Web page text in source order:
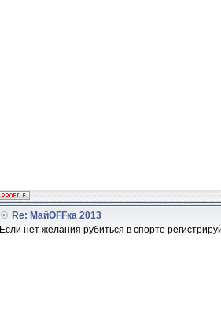
Re: МайOFFка 2013
Если нет желания рубиться в спорте